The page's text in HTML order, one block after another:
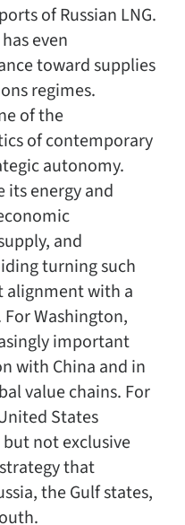
of Russian LNG.
even
toward supplies
regimes.
of the
of contemporary
autonomy.
its energy and
and
turning such
alignment with a
Washington,
important
with China and in
value chains. For
States
not exclusive
that
the Gulf states,